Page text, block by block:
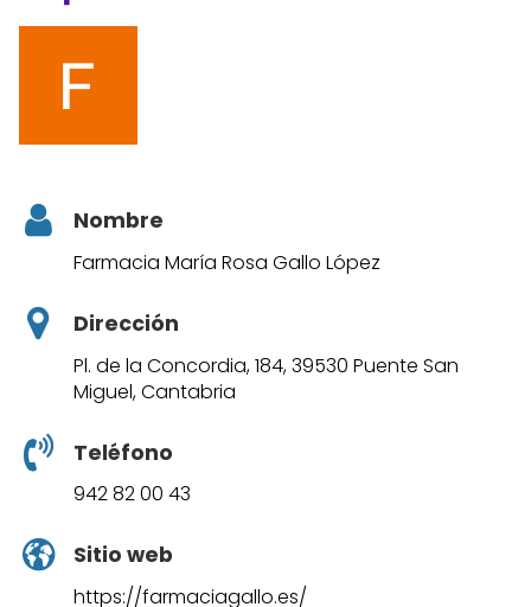
Nombre
Farmacia María Rosa Gallo López
Dirección
Pl. de la Concordia, 184, 39530 Puente San
Miguel, Cantabria
Teléfono
942 82 00 43
Sitio web
https://farmaciagallo.es/